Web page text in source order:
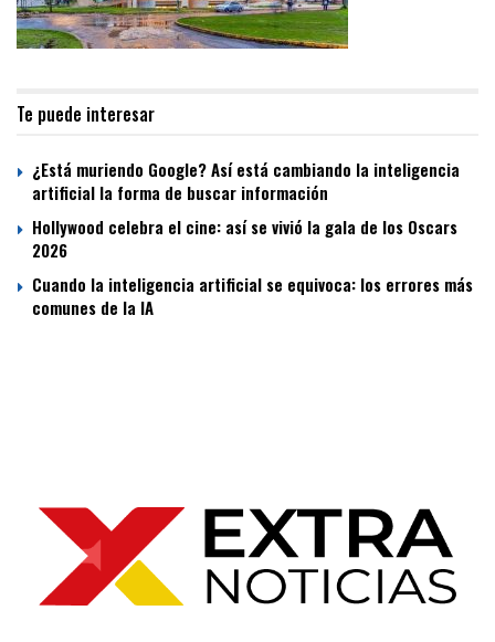
Te puede interesar
¿Está muriendo Google? Así está cambiando la inteligencia
artificial la forma de buscar información
Hollywood celebra el cine: así se vivió la gala de los Oscars
2026
Cuando la inteligencia artificial se equivoca: los errores más
comunes de la IA